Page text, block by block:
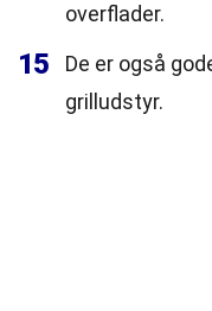
overflader.
15
De er også
grilludstyr.